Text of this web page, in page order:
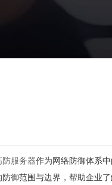
防服务器作为网络防御体系
防御范围与边界，帮助企业